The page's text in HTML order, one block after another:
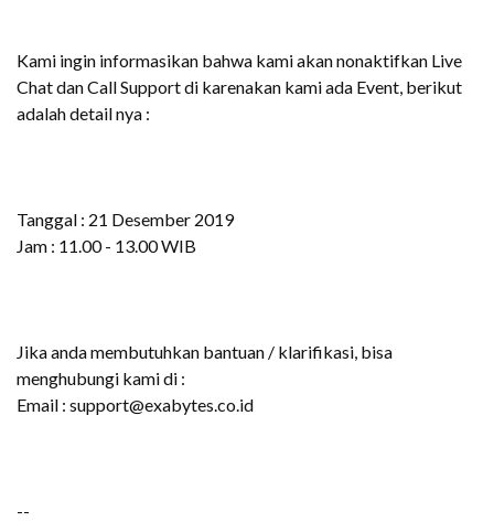
Kami ingin informasikan bahwa kami akan nonaktifkan Live
Chat dan Call Support di karenakan kami ada Event, berikut
adalah detail nya :
Tanggal : 21 Desember 2019
Jam : 11.00 - 13.00 WIB
Jika anda membutuhkan bantuan / klarifikasi, bisa
menghubungi kami di :
Email : support@exabytes.co.id
--